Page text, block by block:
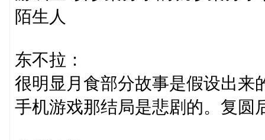
陌生人
东不拉：
很明显月食部分故事是假设出来
手机游戏那结局是悲剧的。复圆